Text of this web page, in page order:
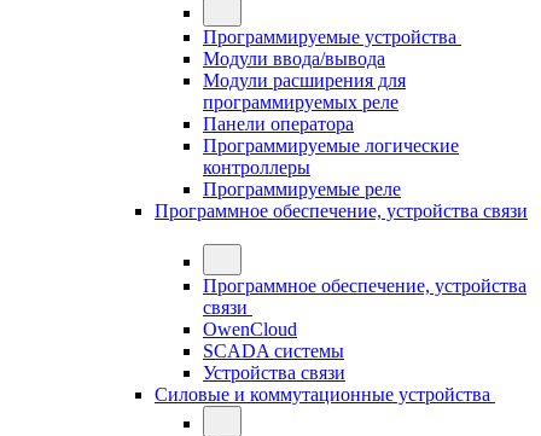
Программируемые устройства
Модули ввода/вывода
Модули расширения для
программируемых реле
Панели оператора
Программируемые логические
контроллеры
Программируемые реле
Программное обеспечение, устройства связи
Программное обеспечение, устройства
связи
OwenCloud
SCADA системы
Устройства связи
Силовые и коммутационные устройства